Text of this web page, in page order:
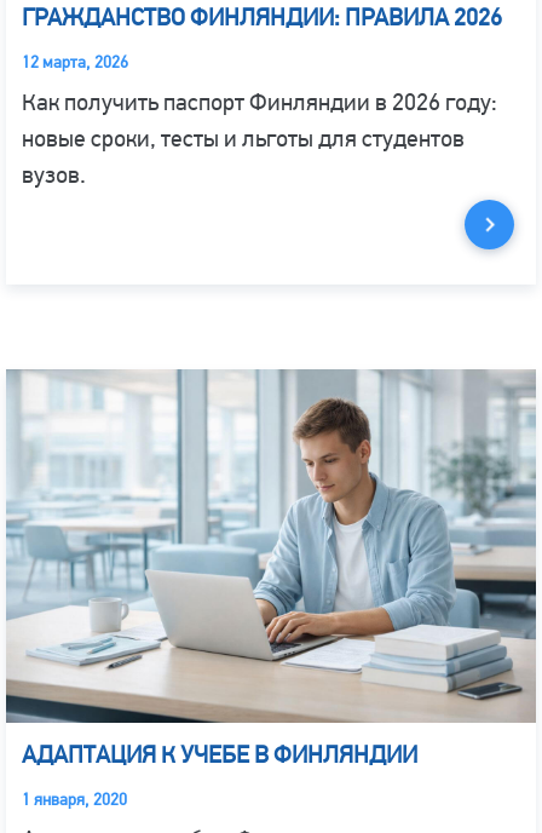
ГРАЖДАНСТВО ФИНЛЯНДИИ: ПРАВИЛА 2026
12 марта, 2026
Как получить паспорт Финляндии в 2026 году:
новые сроки, тесты и льготы для студентов
вузов.
АДАПТАЦИЯ К УЧЕБЕ В ФИНЛЯНДИИ
1 января, 2020